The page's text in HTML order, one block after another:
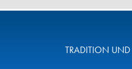
TRADITION UND